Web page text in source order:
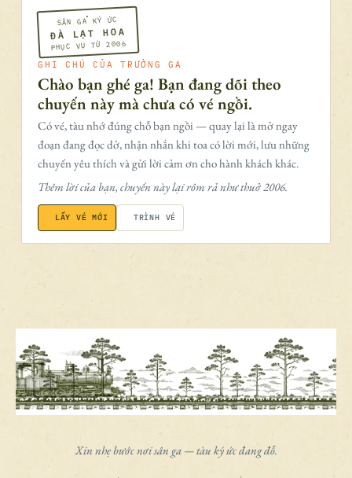
SÂN GA KÝ ỨC
ĐÀ LẠT HOA
PHỤC VỤ TỪ 2006
GHI CHÚ CỦA TRƯỞNG GA
Chào bạn ghé ga! Bạn đang dõi theo
chuyến này mà chưa có vé ngồi.
Có vé, tàu nhớ đúng chỗ bạn ngồi — quay lại là mở ngay
đoạn đang đọc dở, nhận nhắn khi toa có lời mới, lưu những
chuyến yêu thích và gửi lời cảm ơn cho hành khách khác.
Thêm lời của bạn, chuyến này lại rôm rả như thuở 2006.
LẤY VÉ MỚI TRÌNH VÉ
Xin nhẹ bước nơi sân ga — tàu ký ức đang đỗ.